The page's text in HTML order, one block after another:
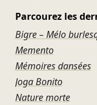
Parcourez les
Bigre – Mélo
Memento
Mémoires dansées
Joga Bonito
Nature morte